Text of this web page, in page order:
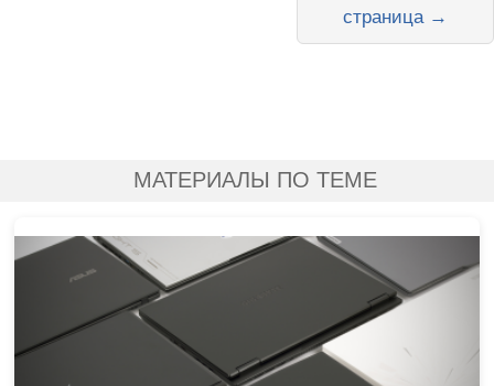
страница →
МАТЕРИАЛЫ ПО ТЕМЕ